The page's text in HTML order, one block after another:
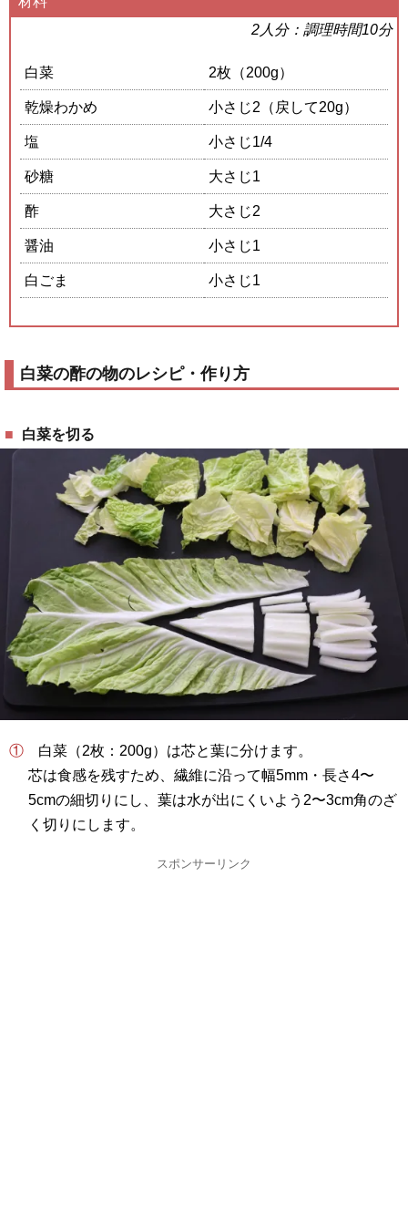
2人分：調理時間10分
白菜 2枚（200g）
乾燥わかめ 小さじ2（戻して20g）
塩 小さじ1/4
砂糖 大さじ1
酢 大さじ2
醤油 小さじ1
白ごま 小さじ1
白菜の酢の物のレシピ・作り方
白菜を切る
① 白菜（2枚：200g）は芯と葉に分けます。
芯は食感を残すため、繊維に沿って幅5mm・長さ4〜
5cmの細切りにし、葉は水が出にくいよう2〜3cm角のざ
く切りにします。
スポンサーリンク